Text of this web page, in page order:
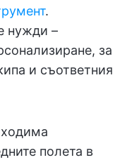
.
нужди –
за
и съответния
полета в